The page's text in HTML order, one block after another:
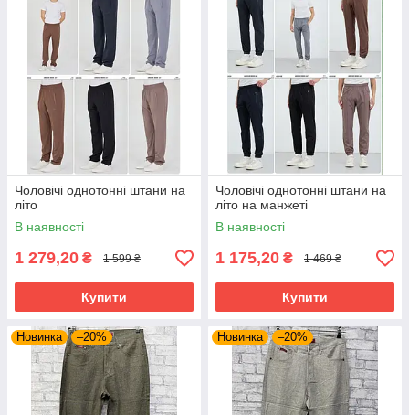
Чоловічі однотонні штани на
літо
В наявності
1 279,20 ₴ 1 599 ₴
Купити
Чоловічі однотонні штани на
літо на манжеті
В наявності
1 175,20 ₴ 1 469 ₴
Купити
Новинка –20% Новинка –20%